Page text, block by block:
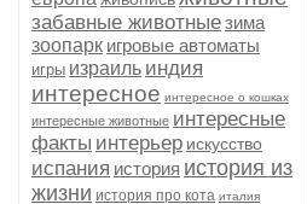
забавные животныезима
зоопарк игровые автоматы
игры израиль индия
интересное интересное о кошках
интересные животные интересные
факты интерьер искусство
испания история история из
жизни история про кота италия